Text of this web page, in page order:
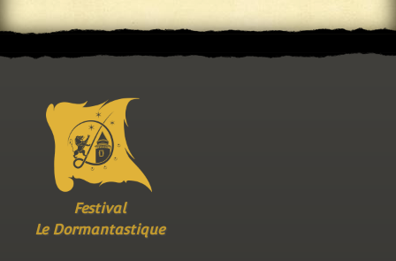
Festival
Le Dormantastique